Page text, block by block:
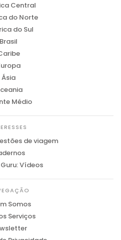
Central
do Norte
do Sul
Brasil
Ásia
Médio
de viagem
Vídeos
Somos
Serviços